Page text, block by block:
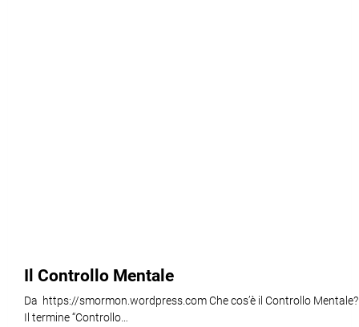
Il Controllo Mentale
Da https://smormon.wordpress.com Che cos’è il Controllo Mentale?
Il termine “Controllo…